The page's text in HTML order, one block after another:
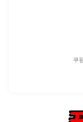
쿠